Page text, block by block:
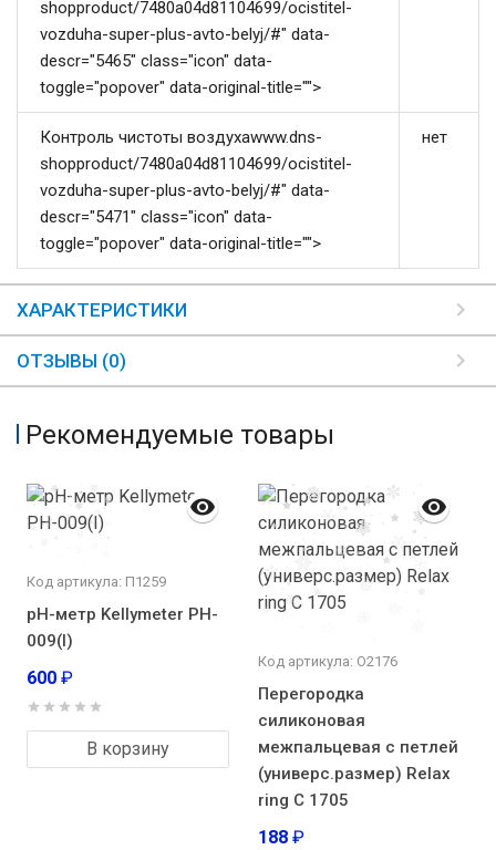
shopproduct/7480a04d81104699/ocistitel-
vozduha-super-plus-avto-belyj/#" data-
descr="5465" class="icon" data-
toggle="popover" data-original-title="">
Контроль чистоты воздухаwww.dns-
shopproduct/7480a04d81104699/ocistitel-
vozduha-super-plus-avto-belyj/#" data-
descr="5471" class="icon" data-
toggle="popover" data-original-title="">
нет
ХАРАКТЕРИСТИКИ
ОТЗЫВЫ (0)
Рекомендуемые товары
Код артикула: П1259
pH-метр Kellymeter PH-
009(I)
600 ₽
В корзину
Код артикула: О2176
Перегородка
силиконовая
межпальцевая с петлей
(универс.размер) Relax
ring С 1705
188 ₽